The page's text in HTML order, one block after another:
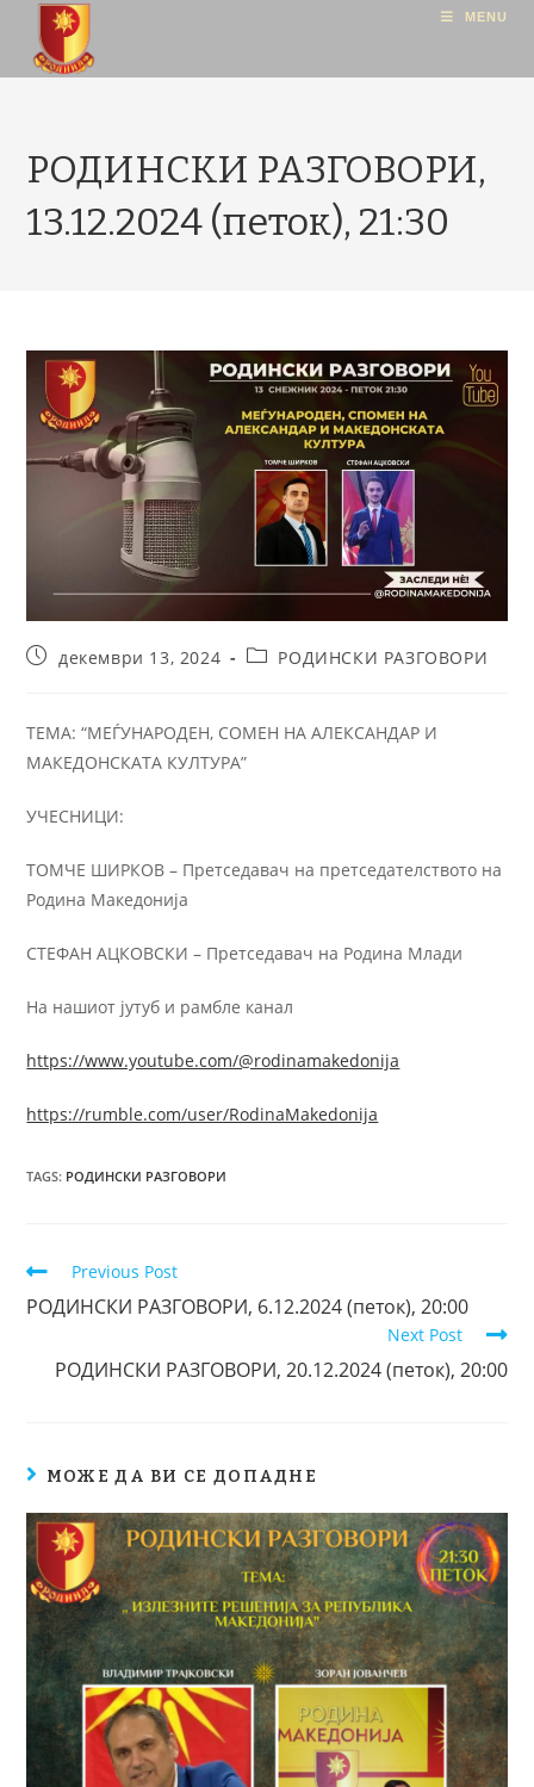
MENU
РОДИНСКИ РАЗГОВОРИ,
13.12.2024 (петок), 21:30
декември 13, 2024 РОДИНСКИ РАЗГОВОРИ
ТЕМА: “МЕЃУНАРОДЕН, СОМЕН НА АЛЕКСАНДАР И
МАКЕДОНСКАТА КУЛТУРА”
УЧЕСНИЦИ:
ТОМЧЕ ШИРКОВ – Претседавач на претседателството на
Родина Македонија
СТЕФАН АЦКОВСКИ – Претседавач на Родина Млади
На нашиот јутуб и рамбле канал
https://www.youtube.com/@rodinamakedonija
https://rumble.com/user/RodinaMakedonija
TAGS: РОДИНСКИ РАЗГОВОРИ
Previous Post
РОДИНСКИ РАЗГОВОРИ, 6.12.2024 (петок), 20:00
Next Post
РОДИНСКИ РАЗГОВОРИ, 20.12.2024 (петок), 20:00
МОЖЕ ДА ВИ СЕ ДОПАДНЕ